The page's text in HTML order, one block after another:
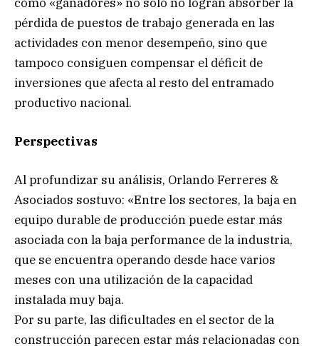
pérdida de puestos de trabajo generada en las
actividades con menor desempeño, sino que
tampoco consiguen compensar el déficit de
inversiones que afecta al resto del entramado
productivo nacional.
Perspectivas
Al profundizar su análisis, Orlando Ferreres &
Asociados sostuvo: «Entre los sectores, la baja en
equipo durable de producción puede estar más
asociada con la baja performance de la industria,
que se encuentra operando desde hace varios
meses con una utilización de la capacidad
instalada muy baja.
Por su parte, las dificultades en el sector de la
construcción parecen estar más relacionadas con